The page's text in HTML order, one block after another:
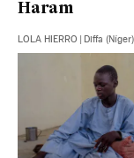
Haram
LOLA HIERRO | Diffa (Níger)